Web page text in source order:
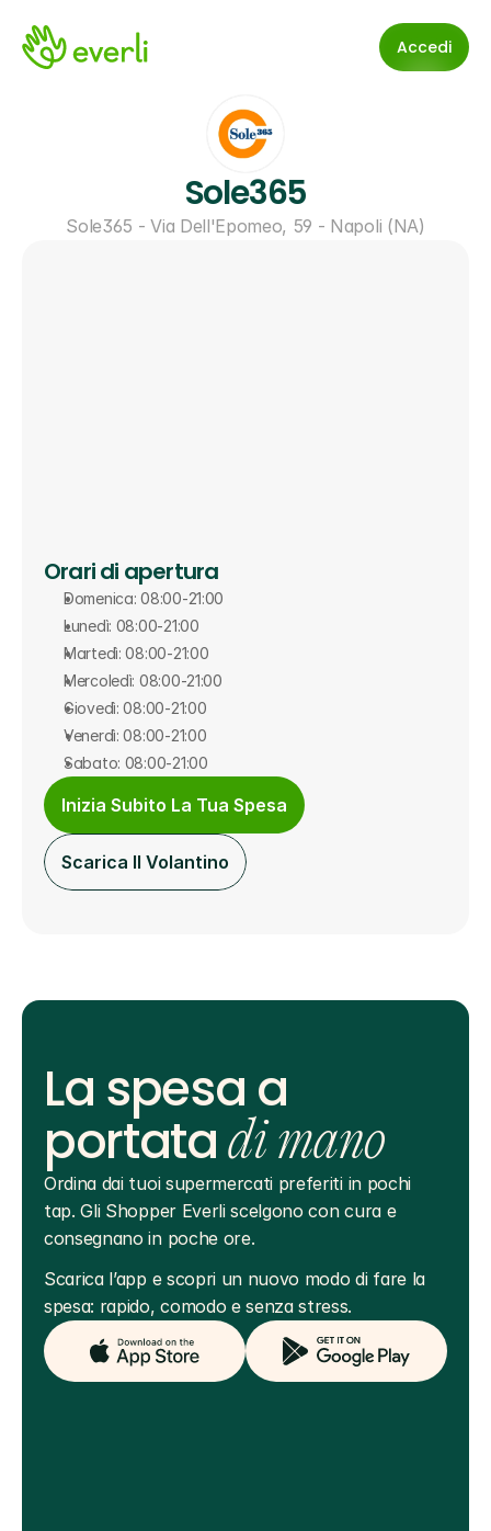
Accedi
Sole365
Sole365 - Via Dell'Epomeo, 59 - Napoli (NA)
Orari di apertura
Domenica: 08:00-21:00
Lunedì: 08:00-21:00
Martedì: 08:00-21:00
Mercoledì: 08:00-21:00
Giovedì: 08:00-21:00
Venerdì: 08:00-21:00
Sabato: 08:00-21:00
Inizia Subito La Tua Spesa
Scarica Il Volantino
La spesa a
portatadi mano
Ordina dai tuoi supermercati preferiti in pochi
tap. Gli Shopper Everli scelgono con cura e
consegnano in poche ore.
Scarica l’app e scopri un nuovo modo di fare la
spesa: rapido, comodo e senza stress.